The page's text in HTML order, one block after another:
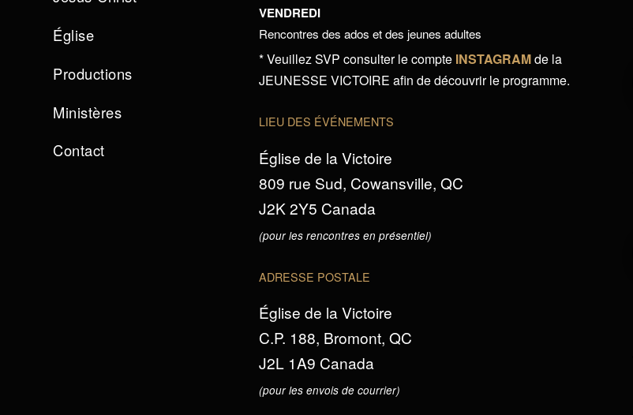
Église
Productions
Ministères
Contact
VENDREDI
Rencontres des ados et des jeunes adultes
* Veuillez SVP consulter le compte INSTAGRAMde la
JEUNESSE VICTOIRE afin de découvrir le programme.
LIEU DES ÉVÉNEMENTS
Église de la Victoire
809 rue Sud, Cowansville, QC
J2K 2Y5 Canada
(pour les rencontres en présentiel)
ADRESSE POSTALE
Église de la Victoire
C.P. 188, Bromont, QC
J2L 1A9 Canada
(pour les envois de courrier)